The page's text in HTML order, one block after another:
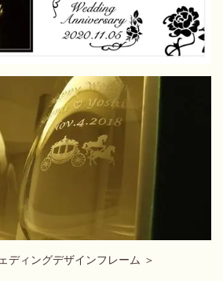
ディングデザインフレーム ＞